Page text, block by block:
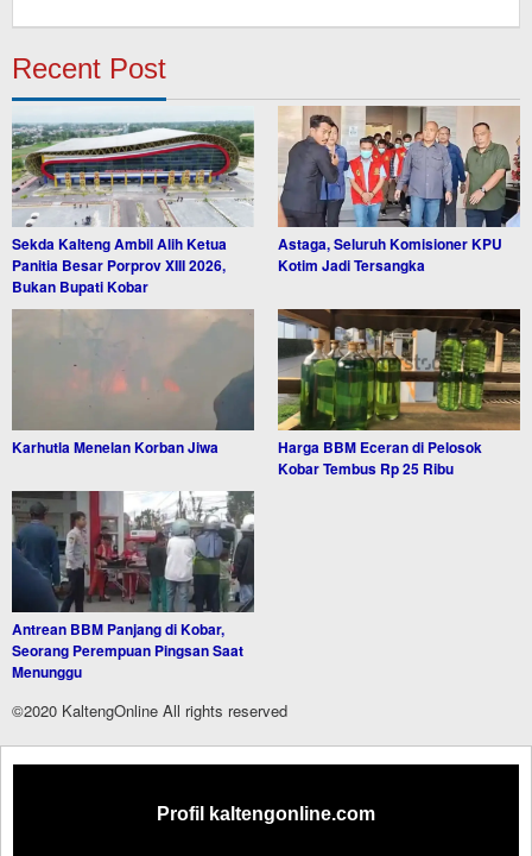
Recent Post
Sekda Kalteng Ambil Alih Ketua
Panitia Besar Porprov XIII 2026,
Bukan Bupati Kobar
Astaga, Seluruh Komisioner KPU
Kotim Jadi Tersangka
Karhutla Menelan Korban Jiwa
Harga BBM Eceran di Pelosok
Kobar Tembus Rp 25 Ribu
Antrean BBM Panjang di Kobar,
Seorang Perempuan Pingsan Saat
Menunggu
©2020 KaltengOnline All rights reserved
Profil kaltengonline.com